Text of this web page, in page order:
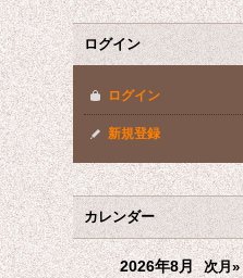
ログイン
ログイン
新規登録
カレンダー
2026年8月 次月»